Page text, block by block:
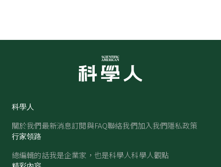
科學人
關於我們最新消息訂閱與FAQ聯絡我們加入我們隱私政策
行家領路
總編輯的話我是企業家，也是科學人科學人觀點